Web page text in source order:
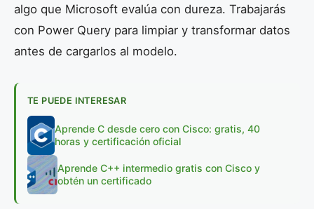
algo que Microsoft evalúa con dureza. Trabajarás
con Power Query para limpiar y transformar datos
antes de cargarlos al modelo.
TE PUEDE INTERESAR
Aprende C desde cero con Cisco: gratis, 40
horas y certificación oficial
Aprende C++ intermedio gratis con Cisco y
obtén un certificado